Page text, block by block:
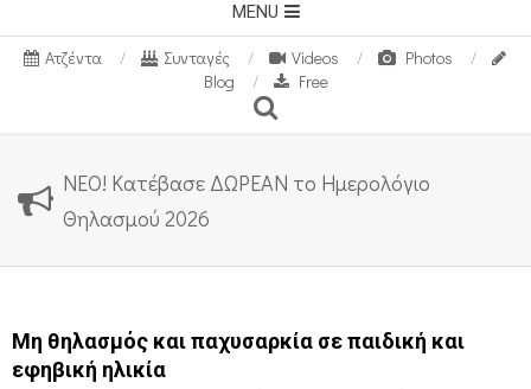
Navigation
Menu
MENU
Ατζέντα Συνταγές Videos
Photos
Blog
Free
Search
ΝΕΟ! Κατέβασε ΔΩΡΕΑΝ το Ημερολόγιο
Θηλασμού 2026
Μη θηλασμός και παχυσαρκία σε παιδική και
εφηβική ηλικία